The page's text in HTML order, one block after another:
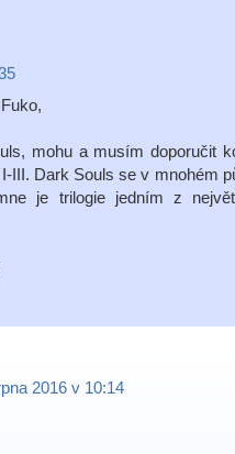
mohu a musím doporučit
III. Dark Souls se v mnohém
je trilogie jedním z
2016 v 10:14